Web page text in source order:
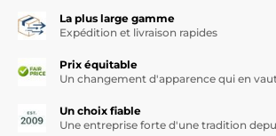
La plus large gamme
Expédition et livraison rapides
Prix équitable
Un changement d'apparence qui en
Un choix fiable
Une entreprise forte d'une tradition